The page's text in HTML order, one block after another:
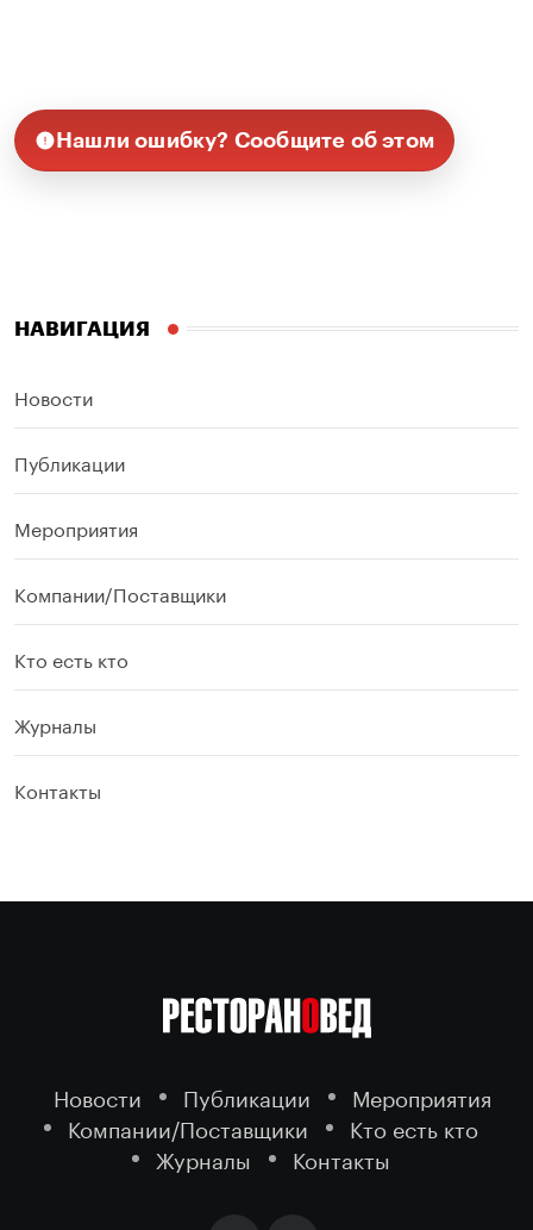
Нашли ошибку? Сообщите об этом
НАВИГАЦИЯ
Новости
Публикации
Мероприятия
Компании/Поставщики
Кто есть кто
Журналы
Контакты
Новости Публикации
Мероприятия
Компании/Поставщики
Кто есть кто
Журналы
Контакты